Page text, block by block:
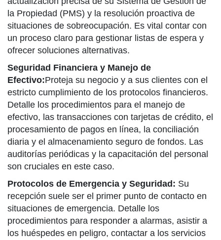
la Propiedad (PMS) y la resolución proactiva de
situaciones de sobreocupación. Es vital contar con
un proceso claro para gestionar listas de espera y
ofrecer soluciones alternativas.
Seguridad Financiera y Manejo de
Efectivo:Proteja su negocio y a sus clientes con el
estricto cumplimiento de los protocolos financieros.
Detalle los procedimientos para el manejo de
efectivo, las transacciones con tarjetas de crédito, el
procesamiento de pagos en línea, la conciliación
diaria y el almacenamiento seguro de fondos. Las
auditorías periódicas y la capacitación del personal
son cruciales en este caso.
Protocolos de Emergencia y Seguridad: Su
recepción suele ser el primer punto de contacto en
situaciones de emergencia. Detalle los
procedimientos para responder a alarmas, asistir a
los huéspedes en peligro, contactar a los servicios